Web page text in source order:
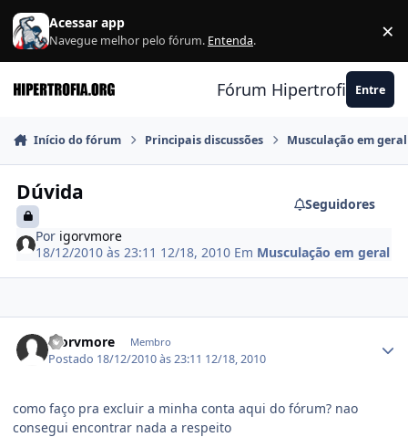
Ir para conteúdo
Acessar app
Navegue melhor pelo fórum. Entenda. ×
Fórum Hipertrofia.org
Entre
Início do fórum Principais discussões Musculação em geral
Dúvida
Seguidores
Por igorvmore
18/12/2010 às 23:11 12/18, 2010 Em Musculação em geral
igorvmore Membro
Postado 18/12/2010 às 23:11 12/18, 2010
como faço pra excluir a minha conta aqui do fórum? nao
consegui encontrar nada a respeito